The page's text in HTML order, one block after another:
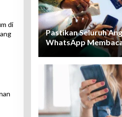
di
Pastikan Seluruh
WhatsApp
dengan Cara Ini!